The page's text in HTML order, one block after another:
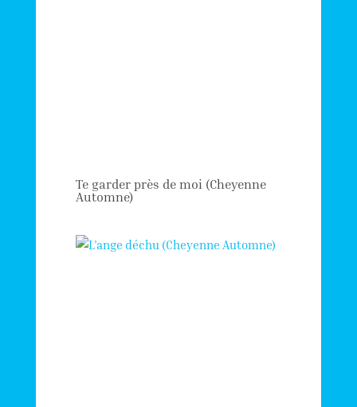
Te garder près de moi (Cheyenne
Automne)